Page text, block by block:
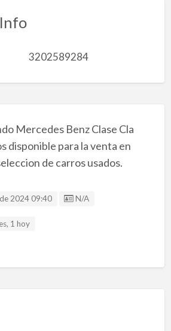
3202589284
Mercedes Benz Clase Cla
disponible para la venta en
de carros usados.
2024 09:40 Listing ID
N/A
1 hoy